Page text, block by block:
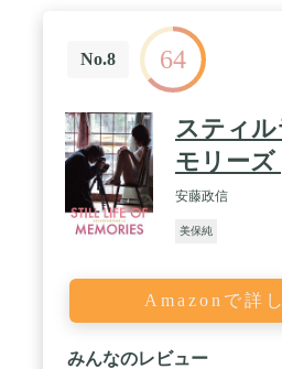
No.8 64
スティ
モリー
安藤政信
美保純
Amazonで詳
みんなのレビュー